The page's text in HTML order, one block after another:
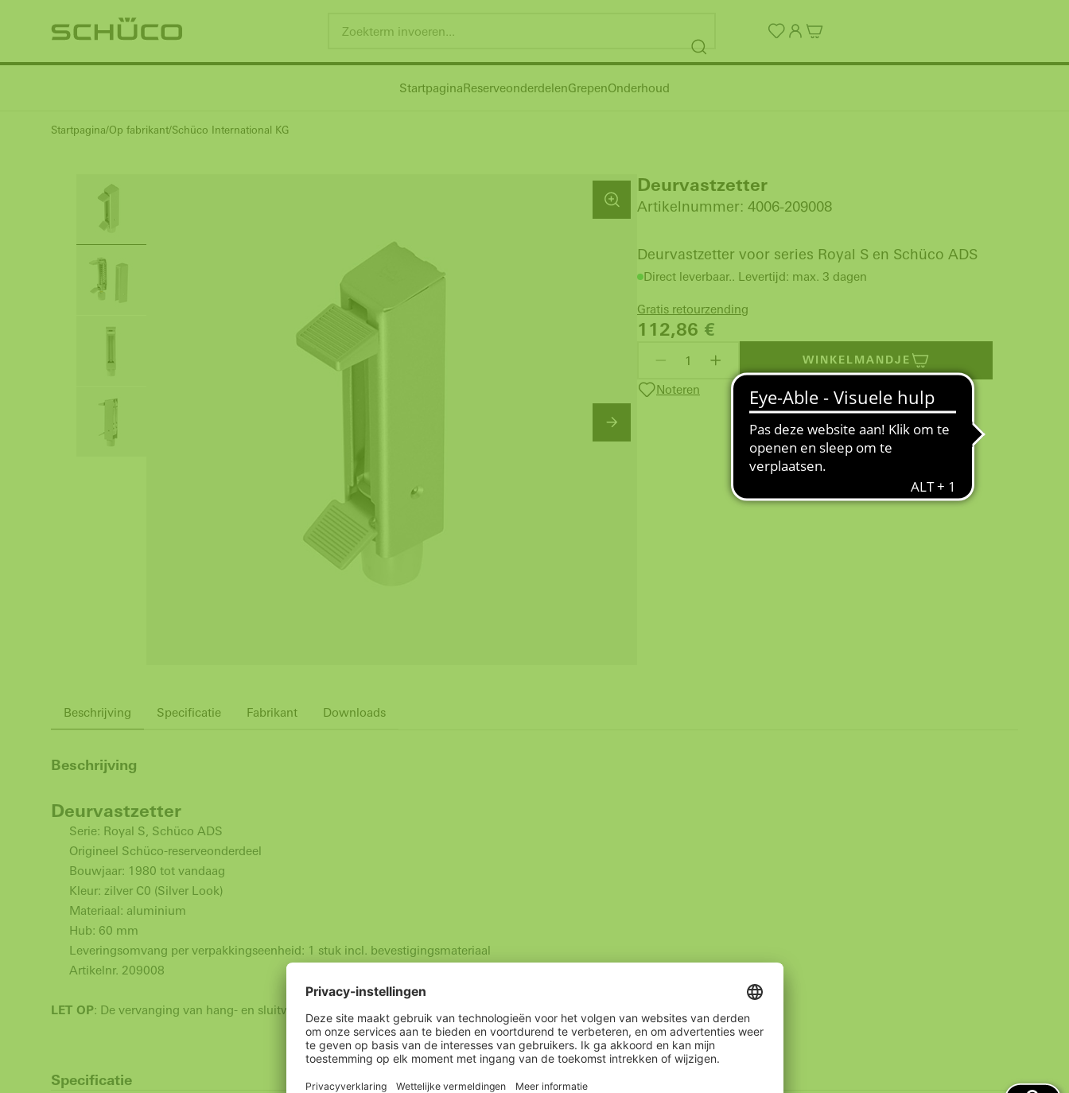
StartpaginaReserveonderdelenGrepenOnderhoud
Startpagina Op fabrikant Schüco International KG
Deurvastzetter
Artikelnummer: 4006-209008
Deurvastzetter voor series Royal S en Schüco ADS
Direct leverbaar.. Levertijd: max. 3 dagen
Gratis retourzending
112,86 €
WINKELMANDJE
Noteren
Beschrijving Specificatie Fabrikant Downloads
Beschrijving
Deurvastzetter
Serie: Royal S, Schüco ADS
Origineel Schüco-reserveonderdeel
Bouwjaar: 1980 tot vandaag
Kleur: zilver C0 (Silver Look)
Materiaal: aluminium
Hub: 60 mm
Leveringsomvang per verpakkingseenheid: 1 stuk incl. bevestigingsmateriaal
Artikelnr. 209008
LET OP: De vervanging van hang- en sluitwerk en het afstellen van de deur mag alleen door vakpersoneel worden uitgevoerd!
Specificatie